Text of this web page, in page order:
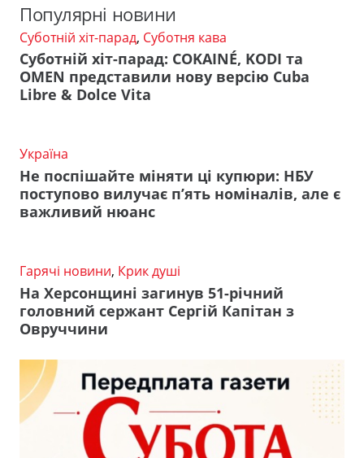
Популярні новини
Суботній хіт-парад, Суботня кава
Суботній хіт-парад: COKAINÉ, KODI та
OMEN представили нову версію Cuba
Libre & Dolce Vita
Україна
Не поспішайте міняти ці купюри: НБУ
поступово вилучає п’ять номіналів, але є
важливий нюанс
Гарячі новини, Крик душі
На Херсонщині загинув 51-річний
головний сержант Сергій Капітан з
Овруччини